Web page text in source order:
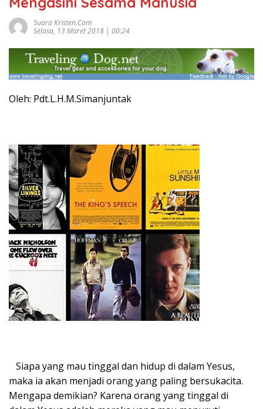
Suara Kristen.com
Selasa, 13 Maret 2018 | 00:24
Oleh: Pdt.L.H.M.Simanjuntak
Siapa yang mau tinggal dan hidup di dalam Yesus,
maka ia akan menjadi orang yang paling bersukacita.
Mengapa demikian? Karena orang yang tinggal di